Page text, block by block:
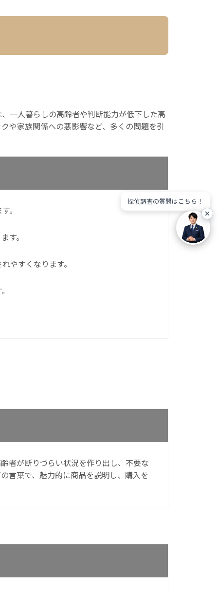
一人暮らしの高齢者や判断能力が低下した高
や家族関係への悪影響など、多くの問題を引
。
す。
やすくなります。
者が断りづらい状況を作り出し、不要な
言葉で、魅力的に商品を説明し、購入を
探偵調査の質問はこちら！